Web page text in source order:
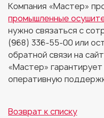
Компания «Мастер»
промышленные
нужно связаться с
(968) 336-55-00 или
обратной связи на
«Мастер»
оперативную
Возврат к списку